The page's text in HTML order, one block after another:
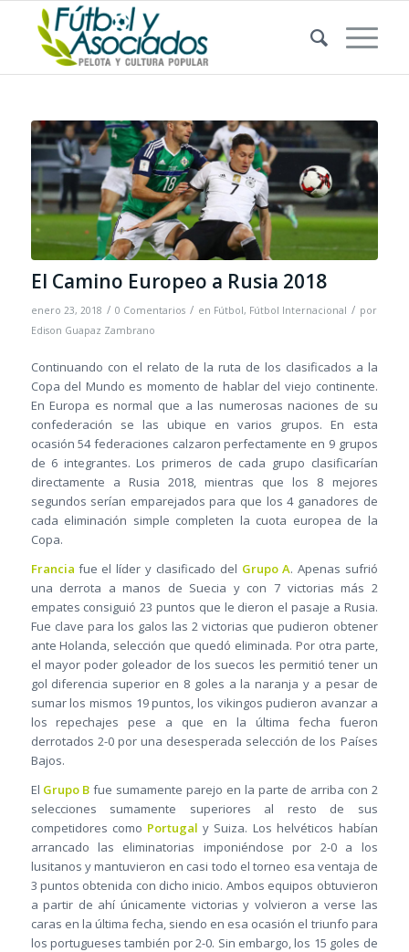
El Camino Europeo a Rusia 2018
enero 23, 2018 / 0 Comentarios / en Fútbol, Fútbol Internacional / por
Edison Guapaz Zambrano
Continuando con el relato de la ruta de los clasificados a la
Copa del Mundo es momento de hablar del viejo continente.
En Europa es normal que a las numerosas naciones de su
confederación se las ubique en varios grupos. En esta
ocasión 54 federaciones calzaron perfectamente en 9 grupos
de 6 integrantes. Los primeros de cada grupo clasificarían
directamente a Rusia 2018, mientras que los 8 mejores
segundos serían emparejados para que los 4 ganadores de
cada eliminación simple completen la cuota europea de la
Copa.
Francia fue el líder y clasificado del Grupo A. Apenas sufrió
una derrota a manos de Suecia y con 7 victorias más 2
empates consiguió 23 puntos que le dieron el pasaje a Rusia.
Fue clave para los galos las 2 victorias que pudieron obtener
ante Holanda, selección que quedó eliminada. Por otra parte,
el mayor poder goleador de los suecos les permitió tener un
gol diferencia superior en 8 goles a la naranja y a pesar de
sumar los mismos 19 puntos, los vikingos pudieron avanzar a
los repechajes pese a que en la última fecha fueron
derrotados 2-0 por una desesperada selección de los Países
Bajos.
El Grupo Bfue sumamente parejo en la parte de arriba con 2
selecciones sumamente superiores al resto de sus
competidores como Portugal y Suiza. Los helvéticos habían
arrancado las eliminatorias imponiéndose por 2-0 a los
lusitanos y mantuvieron en casi todo el torneo esa ventaja de
3 puntos obtenida con dicho inicio. Ambos equipos obtuvieron
a partir de ahí únicamente victorias y volvieron a verse las
caras en la última fecha, siendo en esa ocasión el triunfo para
los portugueses también por 2-0. Sin embargo, los 15 goles de